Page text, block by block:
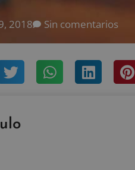
2018 Sin comentarios